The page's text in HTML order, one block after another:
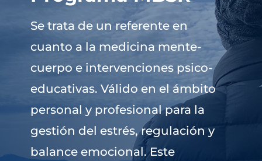
Se trata de un referente en
cuanto a la medicina mente-
cuerpo e intervenciones psico-
educativas. Válido en el ámbito
personal y profesional para la
gestión del estrés, regulación y
balance emocional. Este